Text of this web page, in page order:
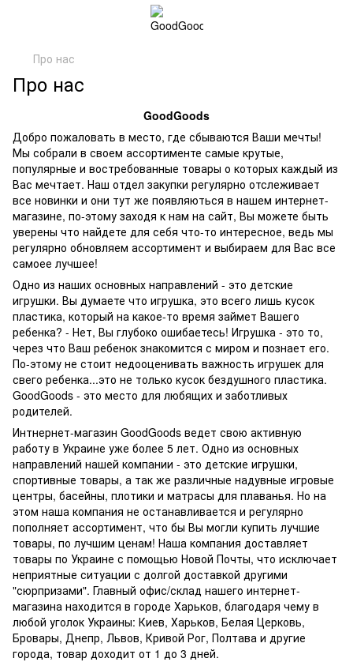
Про нас
Про нас
GoodGoods
Добро пожаловать в место, где сбываются Ваши мечты!
Мы собрали в своем ассортименте самые крутые,
популярные и востребованные товары о которых каждый из
Вас мечтает. Наш отдел закупки регулярно отслеживает
все новинки и они тут же появляються в нашем интернет-
магазине, по-этому заходя к нам на сайт, Вы можете быть
уверены что найдете для себя что-то интересное, ведь мы
регулярно обновляем ассортимент и выбираем для Вас все
самоее лучшее!
Одно из наших основных направлений - это детские
игрушки. Вы думаете что игрушка, это всего лишь кусок
пластика, который на какое-то время займет Вашего
ребенка? - Нет, Вы глубоко ошибаетесь! Игрушка - это то,
через что Ваш ребенок знакомится с миром и познает его.
По-этому не стоит недооценивать важность игрушек для
свего ребенка...это не только кусок бездушного пластика.
GoodGoods - это место для любящих и заботливых
родителей.
Интнернет-магазин GoodGoods ведет свою активную
работу в Украине уже более 5 лет. Одно из основных
направлений нашей компании - это детские игрушки,
спортивные товары, а так же различные надувные игровые
центры, басейны, плотики и матрасы для плаванья. Но на
этом наша компания не останавливается и регулярно
пополняет ассортимент, что бы Вы могли купить лучшие
товары, по лучшим ценам! Наша компания доставляет
товары по Украине с помощью Новой Почты, что исключает
неприятные ситуации с долгой доставкой другими
"сюрпризами". Главный офис/склад нашего интернет-
магазина находится в городе Харьков, благодаря чему в
любой уголок Украины: Киев, Харьков, Белая Церковь,
Бровары, Днепр, Львов, Кривой Рог, Полтава и другие
города, товар доходит от 1 до 3 дней.